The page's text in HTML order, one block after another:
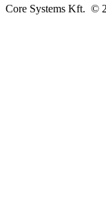
Core Systems Kft. ©